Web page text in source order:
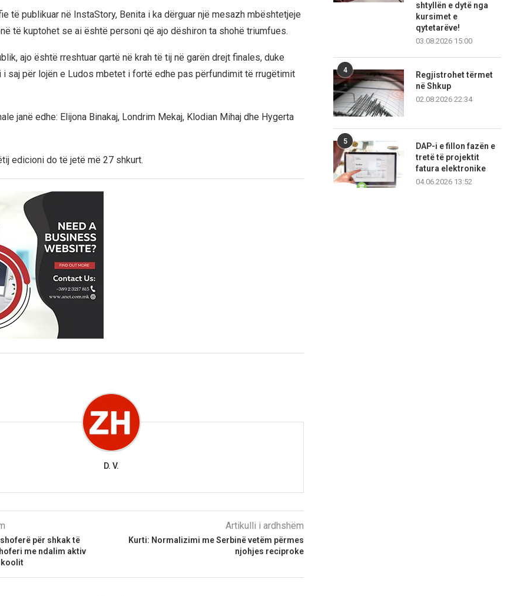
të publikuar në InstaStory, Benita i ka dërguar një mesazh mbështetjeje
të kuptohet se ai është personi që ajo dëshiron ta shohë triumfues.
ajo është rreshtuar qartë në krah të tij në garën drejt finales, duke
saj për lojën e Ludos mbetet i fortë edhe pas përfundimit të rrugëtimit
janë edhe: Elijona Binakaj, Londrim Mekaj, Klodian Mihaj dhe Hygerta
edicioni do të jetë më 27 shkurt.
D. V.
për shkak të
me ndalim aktiv
Artikulli i ardhshëm
​Kurti: Normalizimi me Serbinë vetëm përmes
njohjes reciproke
shtyllën e dytë nga
kursimet e
qytetarëve!
03.08.2026 15:00
4
Regjistrohet tërmet
në Shkup
02.08.2026 22:34
5
DAP-i e fillon fazën e
tretë të projektit
fatura elektronike
04.06.2026 13:52